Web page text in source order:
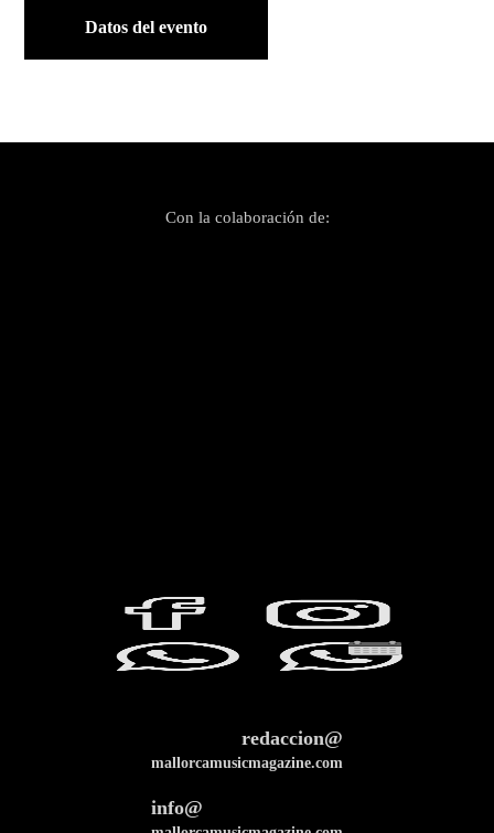
Datos del evento
Con la colaboración de:
redaccion@
mallorcamusicmagazine.com
info@